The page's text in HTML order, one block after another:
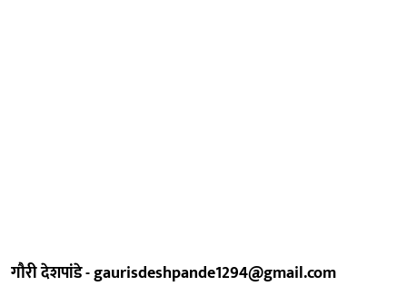
गौरी देशपांडे - gaurisdeshpande1294@gmail.com